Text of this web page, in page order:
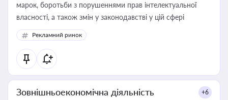
марок, боротьби з порушеннями прав інтелектуальної
власності, а також змін у законодавстві у цій сфері
Рекламний ринок
Зовнішньоекономічна діяльність +6